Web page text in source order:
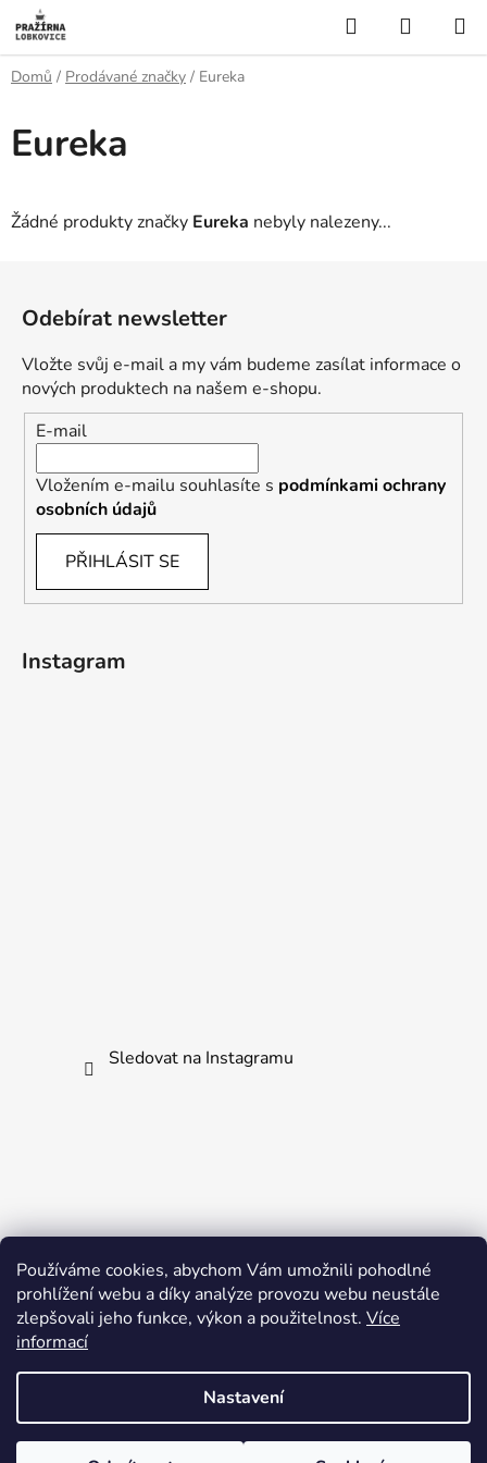
Používáme cookies, abychom Vám umožnili pohodlné
prohlížení webu a díky analýze provozu webu neustále
zlepšovali jeho funkce, výkon a použitelnost. Více
informací
Nastavení
Přejít
na
obsah
Hledat
KOŠÍK
Domů / Prodávané značky / Eureka
Eureka
Žádné produkty značky Eureka nebyly nalezeny...
Odebírat newsletter
Vložte svůj e-mail a my vám budeme zasílat informace o
nových produktech na našem e-shopu.
E-mail
Vložením e-mailu souhlasíte s podmínkami ochrany
osobních údajů
PŘIHLÁSIT SE
Instagram
Sledovat na Instagramu
Vytvořil Shoptet